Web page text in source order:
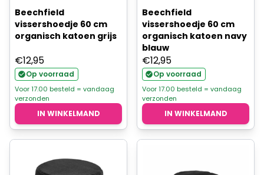
Beechfield
vissershoedje 60 cm
organisch katoen grijs
€12,95
Op voorraad
Voor 17.00 besteld = vandaag
verzonden
IN WINKELMAND
Beechfield
vissershoedje 60 cm
organisch katoen navy
blauw
€12,95
Op voorraad
Voor 17.00 besteld = vandaag
verzonden
IN WINKELMAND